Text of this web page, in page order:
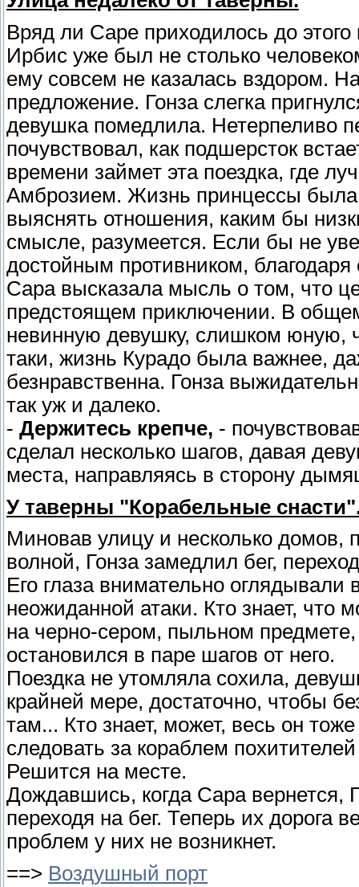
Вряд ли Саре приходилось до
Ирбис уже был не столько
ему совсем не казалась вздором.
предложение. Гонза слегка
девушка помедлила. Нетерпеливо
почувствовал, как подшерсток
времени займет эта поездка, где
Амброзием. Жизнь принцессы была
выяснять отношения, каким бы
смысле, разумеется. Если бы не
достойным противником,
Сара высказала мысль о том, что
предстоящем приключении. В
невинную девушку, слишком юную,
таки, жизнь Курадо была важнее,
безнравственна. Гонза
так уж и далеко.
- Держитесь крепче, -
сделал несколько шагов, давая
места, направляясь в сторону
У таверны "Корабельные
Миновав улицу и несколько домов,
волной, Гонза замедлил бег,
Его глаза внимательно оглядывали
неожиданной атаки. Кто знает, что
на черно-сером, пыльном
остановился в паре шагов от него.
Поездка не утомляла сохила,
крайней мере, достаточно, чтобы
там... Кто знает, может, весь он
следовать за кораблем
Решится на месте.
Дождавшись, когда Сара вернется,
переходя на бег. Теперь их дорога
проблем у них не возникнет.
==> Воздушный порт